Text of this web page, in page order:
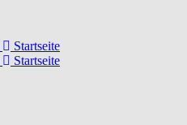
Startseite
Startseite